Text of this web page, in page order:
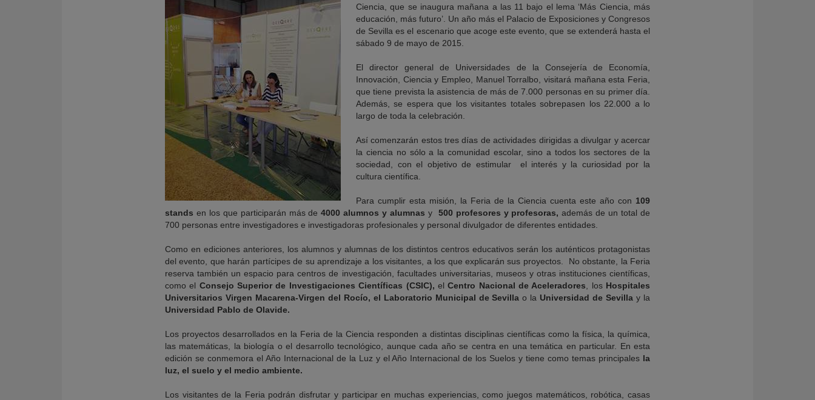
Ciencia, que se inaugura mañana a las 11 bajo el lema ‘Más Ciencia, más
educación, más futuro’. Un año más el Palacio de Exposiciones y Congresos
de Sevilla es el escenario que acoge este evento, que se extenderá hasta el
sábado 9 de mayo de 2015.
El director general de Universidades de la Consejería de Economía,
Innovación, Ciencia y Empleo, Manuel Torralbo, visitará mañana esta Feria,
que tiene prevista la asistencia de más de 7.000 personas en su primer día.
Además, se espera que los visitantes totales sobrepasen los 22.000 a lo
largo de toda la celebración.
Así comenzarán estos tres días de actividades dirigidas a divulgar y acercar
la ciencia no sólo a la comunidad escolar, sino a todos los sectores de la
sociedad, con el objetivo de estimular el interés y la curiosidad por la
cultura científica.
Para cumplir esta misión, la Feria de la Ciencia cuenta este año con 109
stands en los que participarán más de4000 alumnos y alumnas y 500 profesores y profesoras, además de un total de
700 personas entre investigadores e investigadoras profesionales y personal divulgador de diferentes entidades.
Como en ediciones anteriores, los alumnos y alumnas de los distintos centros educativos serán los auténticos protagonistas
del evento, que harán partícipes de su aprendizaje a los visitantes, a los que explicarán sus proyectos. No obstante, la Feria
reserva también un espacio para centros de investigación, facultades universitarias, museos y otras instituciones científicas,
como el Consejo Superior de Investigaciones Científicas (CSIC), elCentro Nacional de Aceleradores , los Hospitales
Universitarios Virgen Macarena-Virgen del Rocío, el Laboratorio Municipal de Sevillao la Universidad de Sevillay la
Universidad Pablo de Olavide.
Los proyectos desarrollados en la Feria de la Ciencia responden a distintas disciplinas científicas como la física, la química,
las matemáticas, la biología o el desarrollo tecnológico, aunque cada año se centra en una temática en particular. En esta
edición se conmemora el Año Internacional de la Luz y el Año Internacional de los Suelos y tiene como temas principales la
luz, el suelo y el medio ambiente.
Los visitantes de la Feria podrán disfrutar y participar en muchas experiencias, como juegos matemáticos, robótica, casas